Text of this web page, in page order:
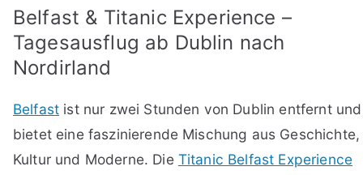
Belfast & Titanic Experience –
Tagesausflug ab Dublin nach
Nordirland
Belfast ist nur zwei Stunden von Dublin entfernt und
bietet eine faszinierende Mischung aus Geschichte,
Kultur und Moderne. Die Titanic Belfast Experience